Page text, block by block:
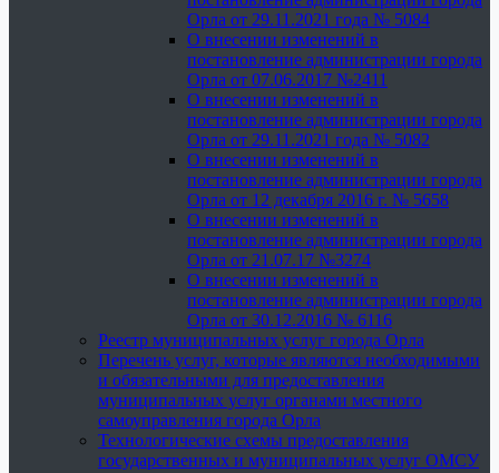
Орла от 29.11.2021 года № 5084
О внесении изменений в
постановление администрации города
Орла от 07.06.2017 №2411
О внесении изменений в
постановление администрации города
Орла от 29.11.2021 года № 5082
О внесении изменений в
постановление администрации города
Орла от 12 декабря 2016 г. № 5658
О внесении изменений в
постановление администрации города
Орла от 21.07.17 №3274
О внесении изменений в
постановление администрации города
Орла от 30.12.2016 № 6116
Реестр муниципальных услуг города Орла
Перечень услуг, которые являются необходимыми
и обязательными для предоставления
муниципальных услуг органами местного
самоуправления города Орла
Технологические схемы предоставления
государственных и муниципальных услуг ОМСУ